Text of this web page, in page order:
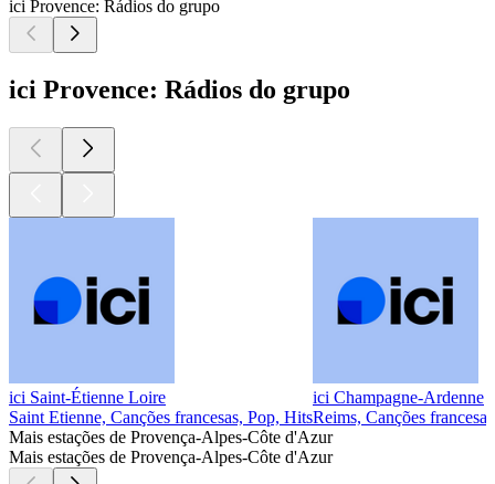
ici Provence: Rádios do grupo
ici Provence: Rádios do grupo
ici Saint-Étienne Loire
Saint Etienne, Canções francesas, Pop, Hits
ici Champagne-Ardenne
Reims, Canções
Mais estações de Provença-Alpes-Côte d'Azur
Mais estações de Provença-Alpes-Côte d'Azur